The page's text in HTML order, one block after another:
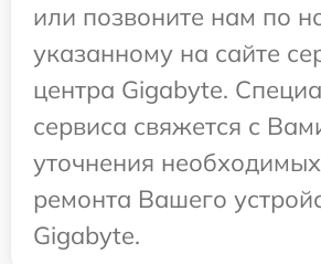
или позвоните нам по
указанному на сайте
центра Gigabyte.
сервиса свяжется с
уточнения
ремонта Вашего
Gigabyte.